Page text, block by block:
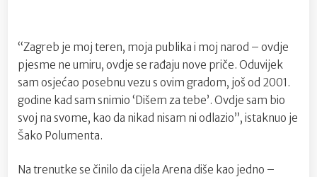
“Zagreb je moj teren, moja publika i moj narod – ovdje
pjesme ne umiru, ovdje se rađaju nove priče. Oduvijek
sam osjećao posebnu vezu s ovim gradom, još od 2001.
godine kad sam snimio ‘Dišem za tebe’. Ovdje sam bio
svoj na svome, kao da nikad nisam ni odlazio”, istaknuo je
Šako Polumenta.
Na trenutke se činilo da cijela Arena diše kao jedno –